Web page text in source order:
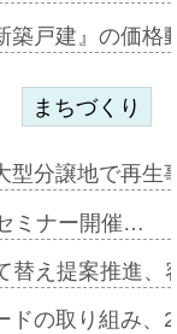
築戸建』の価
まちづくり
型分譲地で再
ミナー開催…
替え提案推進
ドの取り組み